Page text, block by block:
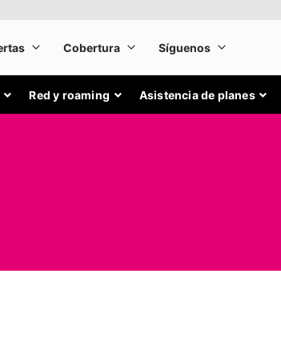
Red y roaming Asistencia de planes